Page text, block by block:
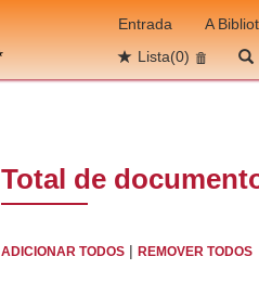
Entrada A
Lista(0)
Total de
ADICIONAR TODOS |REMOVER TODOS